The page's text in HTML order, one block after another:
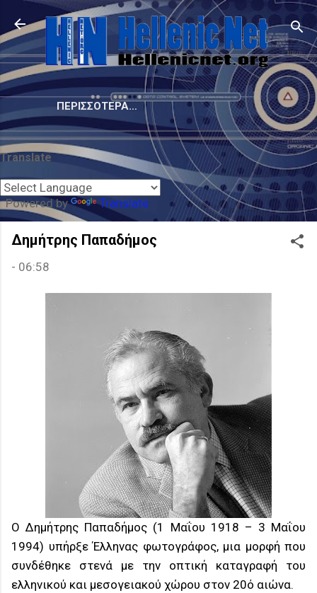
Μετάβαση στο κύριο περιεχόμενο
ΠΕΡΙΣΣΌΤΕΡΑ…
Translate
Powered by Translate
Δημήτρης Παπαδήμος
- 06:58
Ο Δημήτρης Παπαδήμος (1 Μαΐου 1918 – 3 Μαΐου
1994) υπήρξε Έλληνας φωτογράφος, μια μορφή που
συνδέθηκε στενά με την οπτική καταγραφή του
ελληνικού και μεσογειακού χώρου στον 20ό αιώνα.